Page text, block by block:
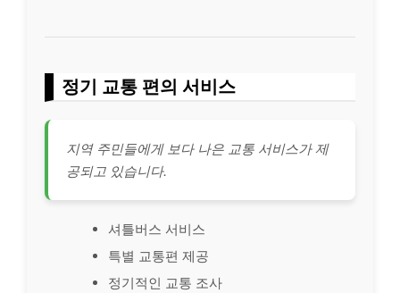
정기 교통 편의 서비스
지역 주민들에게 보다 나은 교통 서비스가 제
공되고 있습니다.
셔틀버스 서비스
특별 교통편 제공
정기적인 교통 조사